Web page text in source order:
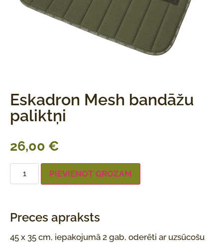
Eskadron Mesh bandāžu
paliktņi
26,00 €
PIEVIENOT GROZAM
Preces apraksts
45 x 35 cm, iepakojumā 2 gab, oderēti ar uzsūcošu